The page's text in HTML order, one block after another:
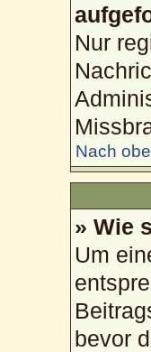
Nur
Nach
» Wie
Um
bevor